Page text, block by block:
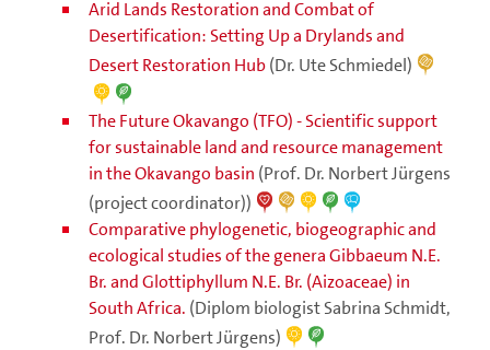
Arid Lands Restoration and Combat of
Desertification: Setting Up a Drylands and
Desert Restoration Hub(Dr. Ute Schmiedel)
The Future Okavango (TFO) - Scientific support
for sustainable land and resource management
in the Okavango basin (Prof. Dr. Norbert Jürgens
(project coordinator))
Comparative phylogenetic, biogeographic and
ecological studies of the genera Gibbaeum N.E.
Br. and Glottiphyllum N.E. Br. (Aizoaceae) in
South Africa. (Diplom biologist Sabrina Schmidt,
Prof. Dr. Norbert Jürgens)